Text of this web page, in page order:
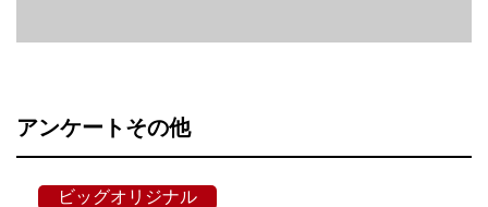
アンケートその他
ビッグオリジナル